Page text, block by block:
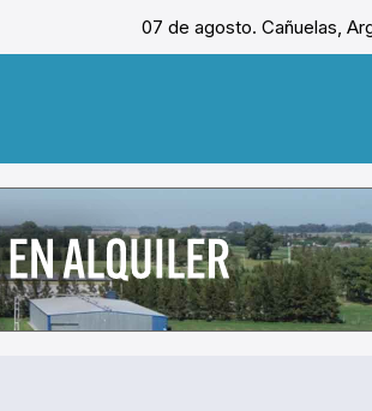
07 de agosto. Cañuelas,